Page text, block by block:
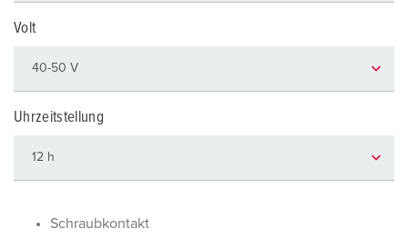
Volt
Uhrzeitstellung
Schraubkontakt